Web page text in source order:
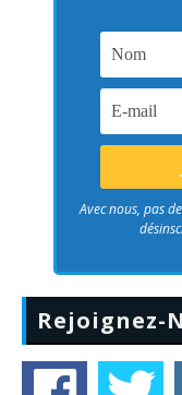
Avec nous, pas
Rejoignez-